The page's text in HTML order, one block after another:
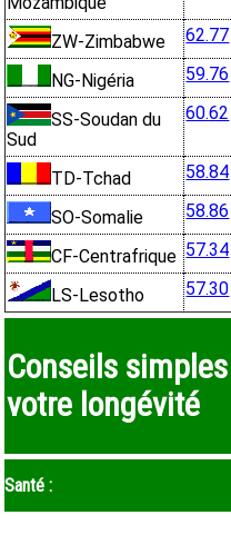
ZW-Zimbabwe
62.77
NG-Nigéria 59.76
SS-Soudan du
Sud
60.62
TD-Tchad 58.84
SO-Somalie 58.86
CF-Centrafrique 57.34
LS-Lesotho 57.30
Conseils
votre longévité
Santé :